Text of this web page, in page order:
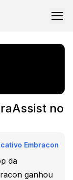
no
Embracon
da
ganhou